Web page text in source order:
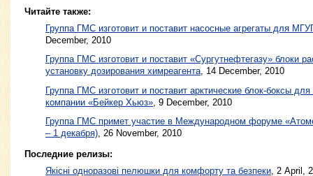
Читайте также:
Группа ГМС изготовит и поставит насосные агрегаты для
December, 2010
Группа ГМС изготовит и поставит «Сургутнефтегазу» блоки
установку дозирования химреагента, 14 December, 2010
Группа ГМС изготовит и поставит арктические блок-боксы
компании «Бейкер Хьюз» 9 December, 2010
Группа ГМС примет участие в Международном форуме
– 1 декабря) 26 November, 2010
Последние релизы:
Якісні одноразові пелюшки для комфорту та безпеки, 2 April,